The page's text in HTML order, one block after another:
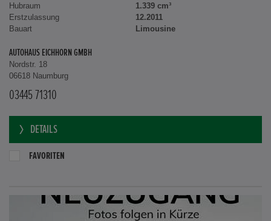
Hubraum
1.339 cm³
Erstzulassung
12.2011
Bauart
Limousine
AUTOHAUS EICHHORN GMBH
Nordstr. 18
06618 Naumburg
03445 71310
DETAILS
FAVORITEN